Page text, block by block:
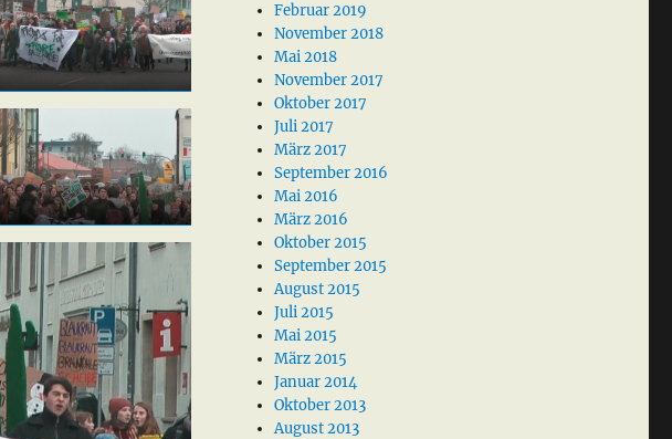
Februar 2019
November 2018
Mai 2018
November 2017
Oktober 2017
Juli 2017
März 2017
September 2016
Mai 2016
März 2016
Oktober 2015
September 2015
August 2015
Juli 2015
Mai 2015
März 2015
Januar 2014
Oktober 2013
August 2013